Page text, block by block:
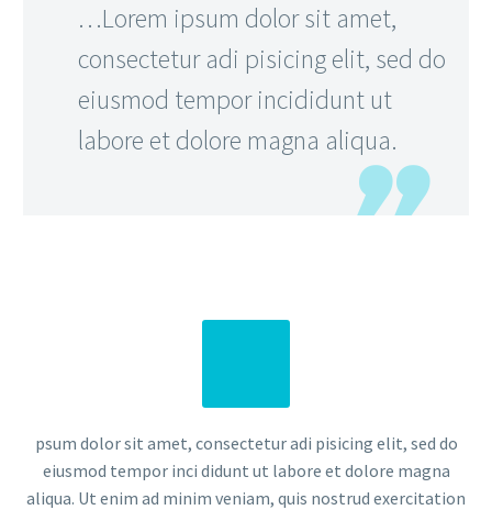
…Lorem ipsum dolor sit amet,
consectetur adi pisicing elit, sed do
eiusmod tempor incididunt ut
labore et dolore magna aliqua.
psum dolor sit amet, consectetur adi pisicing elit, sed do
eiusmod tempor inci didunt ut labore et dolore magna
aliqua. Ut enim ad minim veniam, quis nostrud exercitation